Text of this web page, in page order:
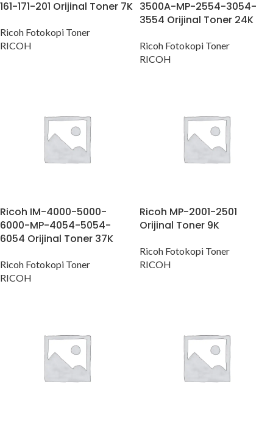
161-171-201 Orijinal Toner 7K
Ricoh Fotokopi Toner
RICOH
3500A-MP-2554-3054-
3554 Orijinal Toner 24K
Ricoh Fotokopi Toner
RICOH
Ricoh IM-4000-5000-
6000-MP-4054-5054-
6054 Orijinal Toner 37K
Ricoh Fotokopi Toner
RICOH
Ricoh MP-2001-2501
Orijinal Toner 9K
Ricoh Fotokopi Toner
RICOH